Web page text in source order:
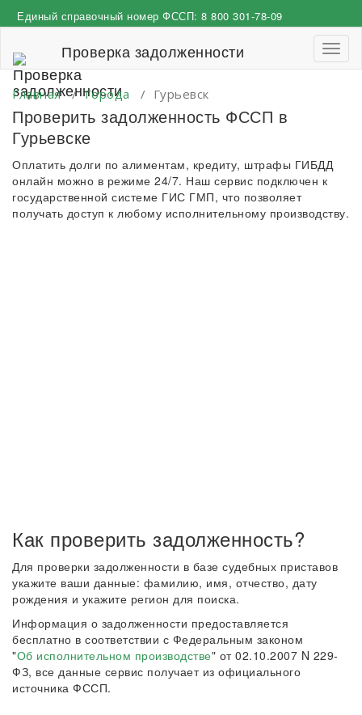
к
Единый справочный номер ФССП: 8 800 301-78-09
Проверка задолженности
Главная/Города / Гурьевск
Проверить задолженность ФССП в
Гурьевске
Оплатить долги по алиментам, кредиту, штрафы ГИБДД
онлайн можно в режиме 24/7. Наш сервис подключен к
государственной системе ГИС ГМП, что позволяет
получать доступ к любому исполнительному производству.
Как проверить задолженность?
Для проверки задолженности в базе судебных приставов
укажите ваши данные: фамилию, имя, отчество, дату
рождения и укажите регион для поиска.
Информация о задолженности предоставляется
бесплатно в соответствии с Федеральным законом
"Об исполнительном производстве" от 02.10.2007 N 229-
ФЗ, все данные сервис получает из официального
источника ФССП.